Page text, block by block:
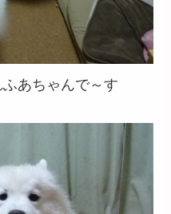
あちゃんで～す